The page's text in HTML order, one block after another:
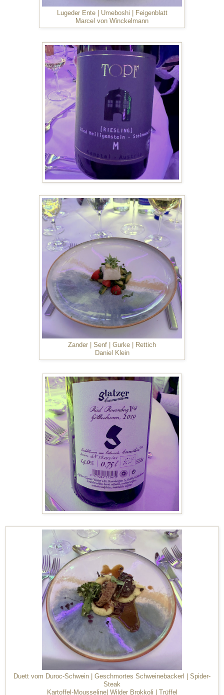
Lugeder Ente | Umeboshi | Feigenblatt
Marcel von Winckelmann
Zander | Senf | Gurke | Rettich
Daniel Klein
Duett vom Duroc-Schwein | Geschmortes Schweinebackerl | Spider-
Steak
Kartoffel-Mousseline| Wilder Brokkoli | Trüffel